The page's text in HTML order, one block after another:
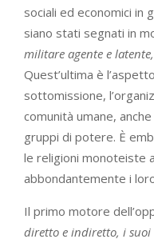
sociali ed economici in
siano stati segnati in
militare agente e
Quest’ultima è
sottomissione,
comunità umane,
gruppi di potere. È
le religioni monoteiste
abbondantemente i
Il primo motore
diretto e indiretto, i